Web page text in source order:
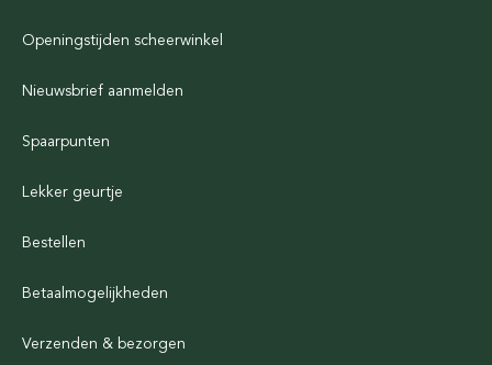
Openingstijden scheerwinkel
Nieuwsbrief aanmelden
Spaarpunten
Lekker geurtje
Bestellen
Betaalmogelijkheden
Verzenden & bezorgen